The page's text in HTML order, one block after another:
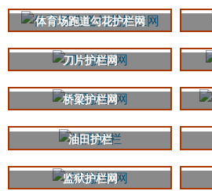
体育场跑道勾花护栏网
刀片护栏网
桥梁护栏网
油田护栏
监狱护栏网